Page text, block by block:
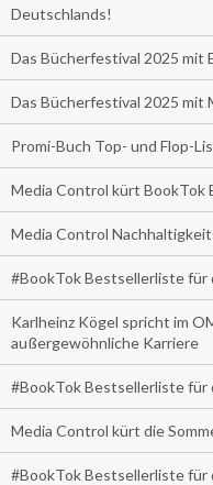
Deutschlands!
Das Bücherfestival 2025 mit
Das Bücherfestival 2025 mit
Promi-Buch Top- und Flop-
Media Control kürt BookTok
Media Control
#BookTok Bestsellerliste für
Karlheinz Kögel spricht im
außergewöhnliche Karriere
#BookTok Bestsellerliste
Media Control kürt die
#BookTok Bestsellerliste für